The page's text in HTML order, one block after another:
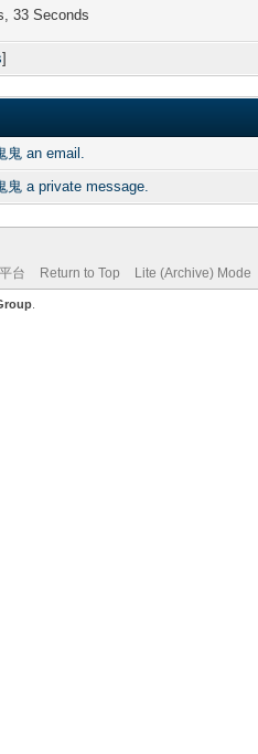
33 Seconds
]
鬼 an email.
鬼 a private message.
台 Return to Top Lite (Archive) Mode